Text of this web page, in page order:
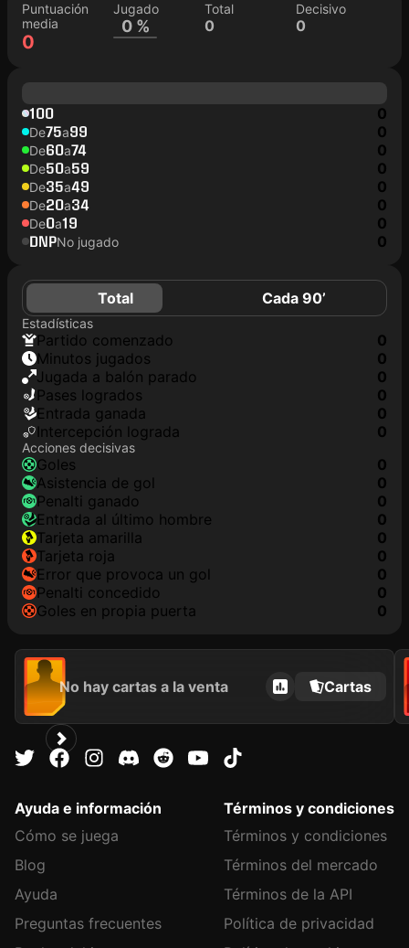
Puntuación
media
0
Jugado
0 %
Total
0
Decisivo
0
100 0
De75a99 0
De60a74 0
De50a59 0
De35a49 0
De20a34 0
De0a19 0
DNPNo jugado 0
Total Cada 90’
Estadísticas
partido comenzado
0
minutos jugados
0
jugada a balón parado
0
pases logrados
0
Entrada ganada
0
Intercepción lograda
0
Acciones decisivas
goles
0
asistencia de gol
0
Penalti ganado
0
Entrada al último hombre
0
tarjeta amarilla
0
tarjeta roja
0
Error que provoca un gol
0
Penalti concedido
0
goles en propia puerta
0
No hay cartas a la venta Cartas
Ayuda e información
Cómo se juega
Blog
Ayuda
Preguntas frecuentes
Términos y condiciones
Términos y condiciones
Términos del mercado
Términos de la API
Política de privacidad